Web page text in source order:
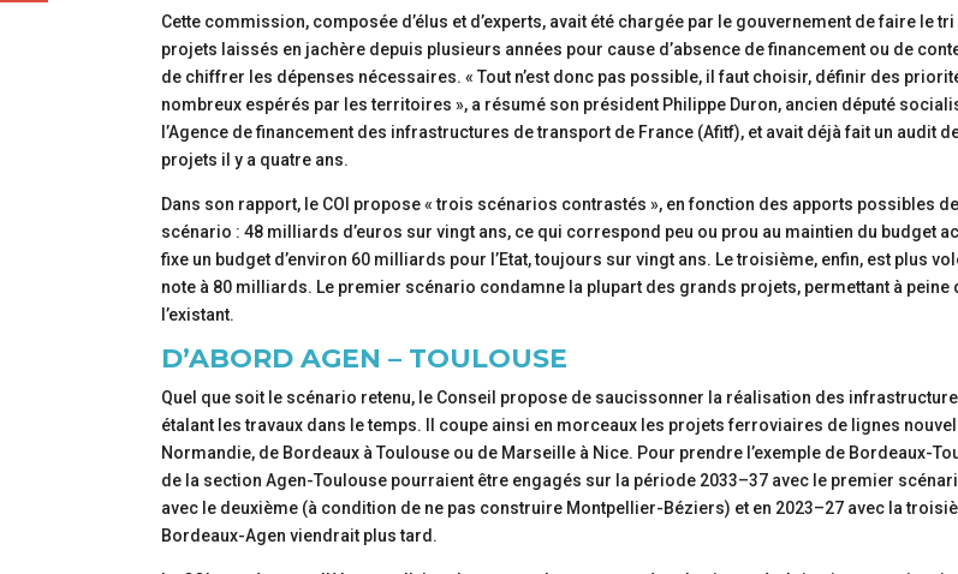
Cette commission, composée d’élus et d’experts, avait été chargée par le gouvernement de faire le
projets laissés en jachère depuis plusieurs années pour cause d’absence de financement ou de
de chiffrer les dépenses nécessaires. « Tout n’est donc pas possible, il faut choisir, définir des
nombreux espérés par les territoires », a résumé son président Philippe Duron, ancien député
l’Agence de financement des infrastructures de transport de France (Afitf), et avait déjà fait un audit
projets il y a quatre ans.
Dans son rapport, le COI propose « trois scénarios contrastés », en fonction des apports possibles de
scénario : 48 milliards d’euros sur vingt ans, ce qui correspond peu ou prou au maintien du budget
fixe un budget d’environ 60 milliards pour l’Etat, toujours sur vingt ans. Le troisième, enfin, est plus
note à 80 milliards. Le premier scénario condamne la plupart des grands projets, permettant à peine
l’existant.
D’ABORD AGEN – TOULOUSE
Quel que soit le scénario retenu, le Conseil propose de saucissonner la réalisation des
étalant les travaux dans le temps. Il coupe ainsi en morceaux les projets ferroviaires de lignes
Normandie, de Bordeaux à Toulouse ou de Marseille à Nice. Pour prendre l’exemple de Bordeaux-
de la section Agen-Toulouse pourraient être engagés sur la période 2033–37 avec le premier
avec le deuxième (à condition de ne pas construire Montpellier-Béziers) et en 2023–27 avec la
Bordeaux-Agen viendrait plus tard.